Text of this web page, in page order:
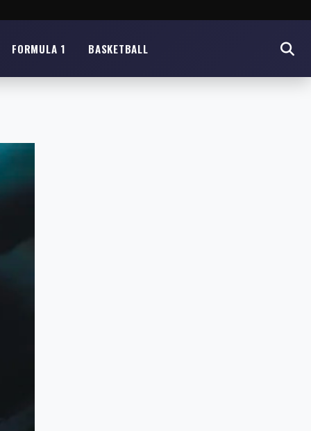
FORMULA 1 BASKETBALL